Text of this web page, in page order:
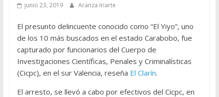
junio 23, 2019 Aranza Iriarte
El presunto delincuente conocido como “El Yiyo”, uno
de los 10 más buscados en el estado Carabobo, fue
capturado por funcionarios del Cuerpo de
Investigaciones Científicas, Penales y Criminalísticas
(Cicpc), en el sur Valencia, reseña El Clarín.
El arresto, se llevó a cabo por efectivos del Cicpc, en